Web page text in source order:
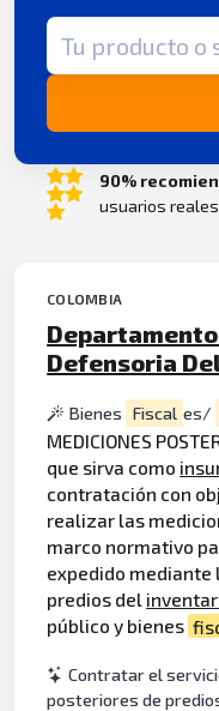
Término de búsqueda
90%
usuarios
COLOMBIA
Defensoria
Bienes Fiscal es/
MEDICIONES
que sirva como
contratación con
realizar las
marco normativo
expedido mediante
predios del
público y bienes
Contratar el
posteriores de